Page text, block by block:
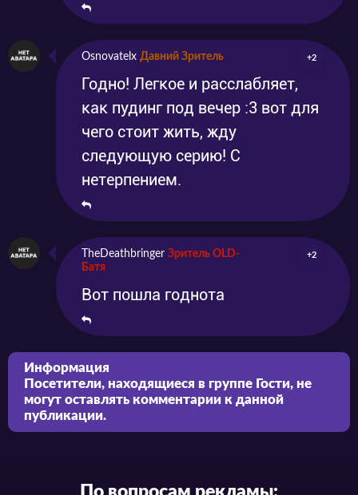
Osnovatelx Давний Зритель +2
Годно! Легкое и расслабляет,
как пудинг под вечер :3 вот для
чего стоит жить, жду
следующую серию! С
нетерпением.
TheDeathbringer Зритель OLD-
Батя
+2
Вот пошла годнота
Информация
Посетители, находящиеся в группе Гости, не
могут оставлять комментарии к данной
публикации.
По вопросам рекламы: